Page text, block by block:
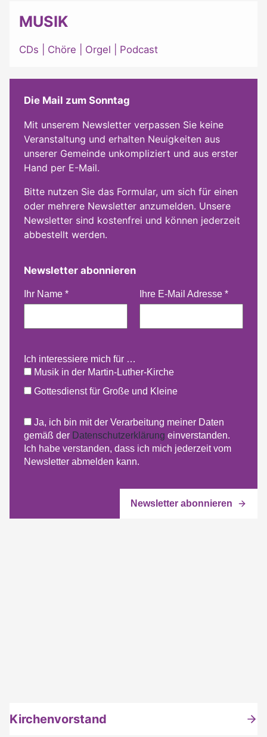
MUSIK
CDs Chöre Orgel Podcast
Die Mail zum Sonntag
Mit unserem Newsletter verpassen Sie keine
Veranstaltung und erhalten Neuigkeiten aus
unserer Gemeinde unkompliziert und aus erster
Hand per E-Mail.
Bitte nutzen Sie das Formular, um sich für einen
oder mehrere Newsletter anzumelden. Unsere
Newsletter sind kostenfrei und können jederzeit
abbestellt werden.
Newsletter abonnieren
Ihr Name * Ihre E-Mail Adresse *
Ich interessiere mich für …
Musik in der Martin-Luther-Kirche
Gottesdienst für Große und Kleine
Ja, ich bin mit der Verarbeitung meiner Daten
gemäß der Datenschutzerklärung einverstanden.
Ich habe verstanden, dass ich mich jederzeit vom
Newsletter abmelden kann.
Kirchenvorstand